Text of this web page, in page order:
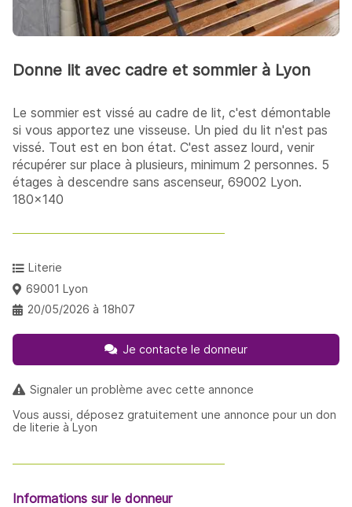
Donne lit avec cadre et sommier à Lyon
Le sommier est vissé au cadre de lit, c'est démontable
si vous apportez une visseuse. Un pied du lit n'est pas
vissé. Tout est en bon état. C'est assez lourd, venir
récupérer sur place à plusieurs, minimum 2 personnes. 5
étages à descendre sans ascenseur, 69002 Lyon.
180x140
Literie
69001 Lyon
20/05/2026 à 18h07
Je contacte le donneur
Signaler un problème avec cette annonce
Vous aussi, déposez gratuitement une annonce pour un don
de literie à Lyon
Informations sur le donneur